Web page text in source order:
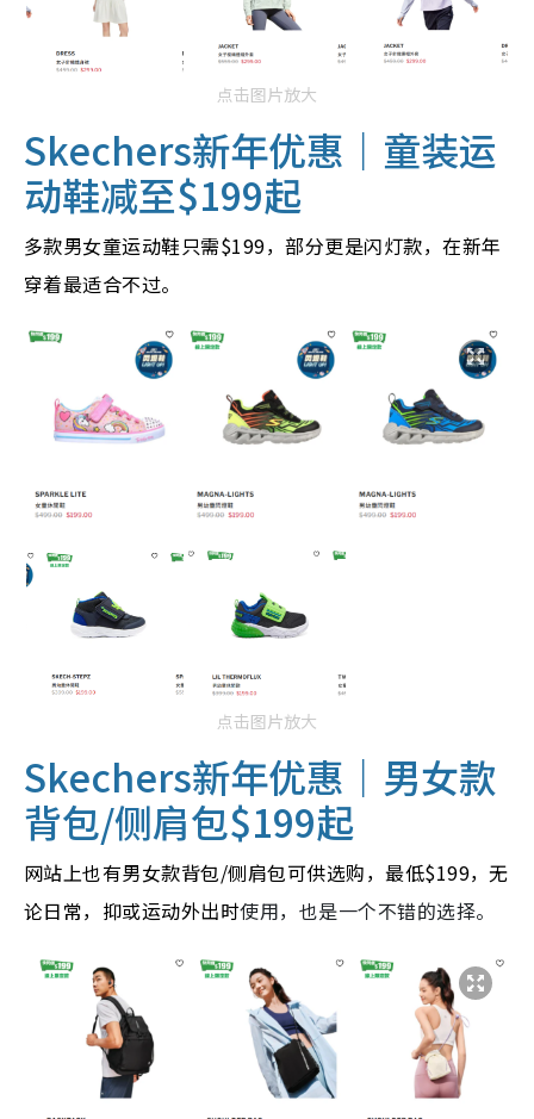
点击图片放大
Skechers新年优惠 ｜童装运
动鞋减至$199起
多款男女童运动鞋只需$199，部分更是闪灯款，在新年
穿着最适合不过。
点击图片放大
Skechers新年优惠 ｜男女款
背包/侧肩包$199起
网站上也有男女款背包/侧肩包可供选购，最低$199，无
论日常，抑或运动外出时使用，也是一个不错的选择。